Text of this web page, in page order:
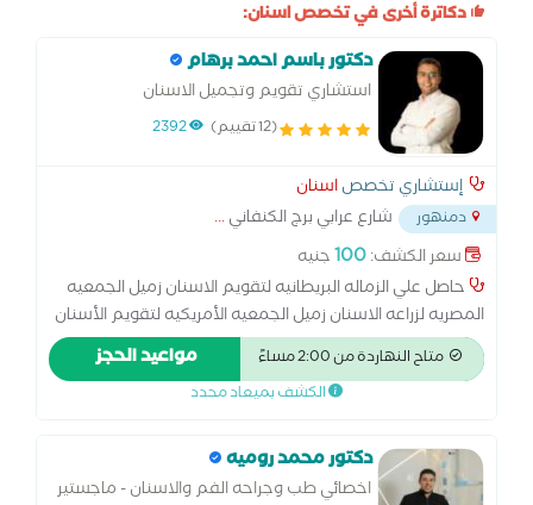
دكاترة أخرى في تخصص اسنان:
دكتور باسم احمد برهام
استشاري تقويم وتجميل الاسنان
(12 تقييم) 2392
إستشاري تخصصاسنان
دمنهور شارع عرابي برج الكنفاني...
سعر الكشف:100جنيه
حاصل علي الزماله البريطانيه لتقويم الاسنان زميل الجمعيه
المصريه لزراعه الاسنان زميل الجمعيه الأمريكيه لتقويم الأسنان
نائب في مستشفي القصر العيني متاح العمل يوميا من الساعه
2 حتي الساعه 10 المركز به ميكروسكوب بالإضافه الي اشعهمتاح النهاردة من 2:00 مساءً مواعيد الحجز
الكشف بميعاد محدد
دكتور محمد روميه
اخصائي طب وجراحه الفم والاسنان - ماجستير